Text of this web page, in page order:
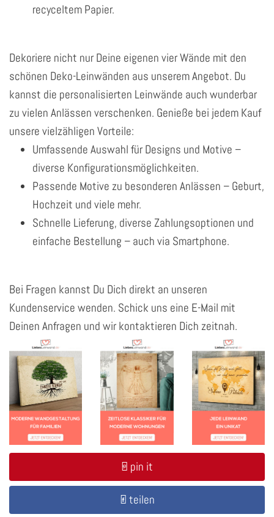
recyceltem Papier.
Dekoriere nicht nur Deine eigenen vier Wände mit den
schönen Deko-Leinwänden aus unserem Angebot. Du
kannst die personalisierten Leinwände auch wunderbar
zu vielen Anlässen verschenken. Genieße bei jedem Kauf
unsere vielzähligen Vorteile:
Umfassende Auswahl für Designs und Motive –
diverse Konfigurationsmöglichkeiten.
Passende Motive zu besonderen Anlässen – Geburt,
Hochzeit und viele mehr.
Schnelle Lieferung, diverse Zahlungsoptionen und
einfache Bestellung – auch via Smartphone.
Bei Fragen kannst Du Dich direkt an unseren
Kundenservice wenden. Schick uns eine E-Mail mit
Deinen Anfragen und wir kontaktieren Dich zeitnah.
pin it
teilen